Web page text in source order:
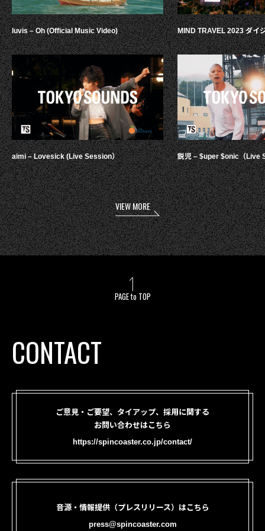
luvis – Oh (Official Music Video)
aimi – Lovesick (Live Session）
MIND TRAVEL 2023 ダイ
鋭児 – $uper $onic（Live
VIEW MORE
PAGE to TOP
CONTACT
ご意見・ご要望、タイアップ、採用に関する
お問い合わせはこちら
https://spincoaster.co.jp/contact/
音源・情報提供（プレスリリース）はこちら
press@spincoaster.com